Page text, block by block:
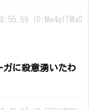
ID:Me4qfTMa0
に殺意湧いたわ